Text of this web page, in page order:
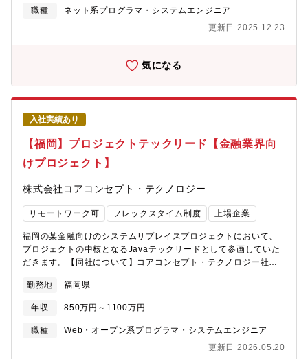
月には7名に増員予定）
きます。【入社直後】・入社直後は当社のプロジェクトの進め方
して、メンテナンス案件や保守作業も担当いただきます。・参画
します。【将来】・音楽に関わる著作権団体の次期システム構築
や、音楽出版社に向けた自社クラウドサービスの新機能構築の案
件等に参画していただきます。・業務の基礎検討からシステム構
築・保守運用まで、様々なフェーズを経験していただきます。・
５年後に実現したいキャリアパスをイメージし、３年後や当年で
何を達成すべきかを考えていただきます。 達成に必要なスキル
アップや案件へのアプローチについて年２回の面談実施を通じて
自己実現を達成してもらいます。【勤務地が本社以外の場合】従
事していただく案件の状況に応じて、数か月～半年程度の本社で
の魅力】■プライムベンダーとして、お客様と直接相対して会話を
しながら案件を推進できます。■あらゆる規模の案件があるため、
アプリケーション開発のスキルアップはもとより、今後PM、PLを
楽出版社向け自社サービスはマーケットシェアの高い事業です。
また、音楽に係る著作権管理団体向けのシステム開発も多数手掛
けており、音楽著作権業界にはなくてはならない存在となってい
ます。■充実した研修制度／福利厚生、残業時間管理の徹底、有給
約50％です。（※状況により変動有）◆三菱総合研究所の総合シ
ション・サービスによる実現力◆同社の事業戦略拠点としてゼロ
ベースでの九州支社立ち上げ◆経験を活かし裁量もって事業開発
職種
ネット系プログラマ・システムエンジニア
更新日 2025.12.23
気になる
入社実績あり
【福岡】プロジェクトテックリード【金融業界向
けプロジェクト】
株式会社コアコンセプト・テクノロジー
リモートワーク可 フレックスタイム制度 上場企業
福岡の某金融向けのシステムリプレイスプロジェクトにおいて、
プロジェクトの中核となるJavaテックリードとして参画していた
だきます。【同社について】コアコンセプト・テクノロジー社は
DX（デジタルトランスフォーメーション）支援や人材調達支援、
クラウドアプリケーションによる業務プロセス改善などを事業の
軸とし、毎年約30%の事業成長を継続しています。【採用背景】
事業拡大・成長に伴う増員【具体的な職務内容】現在の小規模体
す。将来的には35名のチームを構築し、信頼を得ることで、プロ
勤務地 福岡県
年収 850万円～1100万円
職種
Web・オープン系プログラマ・システムエンジニア
更新日 2026.05.20